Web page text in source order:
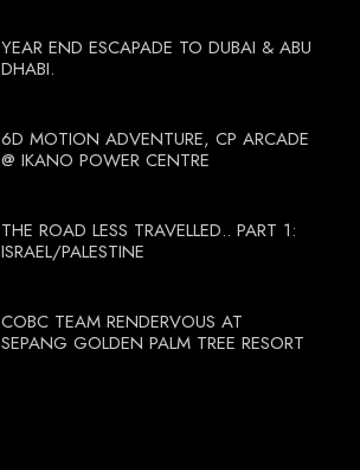
YEAR END ESCAPADE TO DUBAI & ABU
DHABI.
6D MOTION ADVENTURE, CP ARCADE
@ IKANO POWER CENTRE
THE ROAD LESS TRAVELLED.. PART 1:
ISRAEL/PALESTINE
COBC TEAM RENDERVOUS AT
SEPANG GOLDEN PALM TREE RESORT